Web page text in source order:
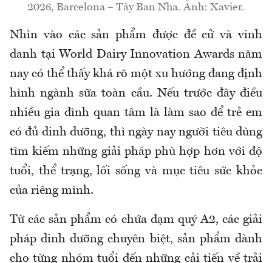
2026, Barcelona – Tây Ban Nha. Ảnh: Xavier.
Nhìn vào các sản phẩm được đề cử và vinh
danh tại World Dairy Innovation Awards năm
nay có thể thấy khá rõ một xu hướng đang định
hình ngành sữa toàn cầu. Nếu trước đây điều
nhiều gia đình quan tâm là làm sao để trẻ em
có đủ dinh dưỡng, thì ngày nay người tiêu dùng
tìm kiếm những giải pháp phù hợp hơn với độ
tuổi, thể trạng, lối sống và mục tiêu sức khỏe
của riêng mình.
Từ các sản phẩm có chứa đạm quý A2, các giải
pháp dinh dưỡng chuyên biệt, sản phẩm dành
cho từng nhóm tuổi đến những cải tiến về trải